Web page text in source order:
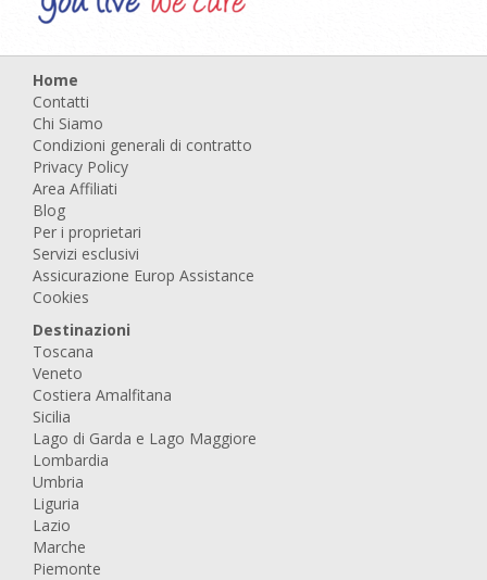
Home
Contatti
Chi Siamo
Condizioni generali di contratto
Privacy Policy
Area Affiliati
Blog
Per i proprietari
Servizi esclusivi
Assicurazione Europ Assistance
Cookies
Destinazioni
Toscana
Veneto
Costiera Amalfitana
Sicilia
Lago di Garda e Lago Maggiore
Lombardia
Umbria
Liguria
Lazio
Marche
Piemonte